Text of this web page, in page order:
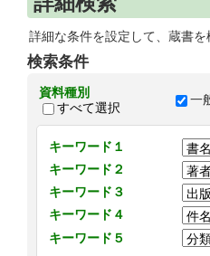
詳細な条件を設定して、蔵書を
検索条件
資料種別
すべて選択
一
キーワード１
キーワード２
キーワード３
キーワード４
キーワード５